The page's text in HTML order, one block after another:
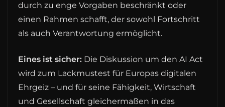
durch zu enge Vorgaben beschränkt oder
einen Rahmen schafft, der sowohl Fortschritt
als auch Verantwortung ermöglicht.
Eines ist sicher: Die Diskussion um den AI Act
wird zum Lackmustest für Europas digitalen
Ehrgeiz – und für seine Fähigkeit, Wirtschaft
und Gesellschaft gleichermaßen in das